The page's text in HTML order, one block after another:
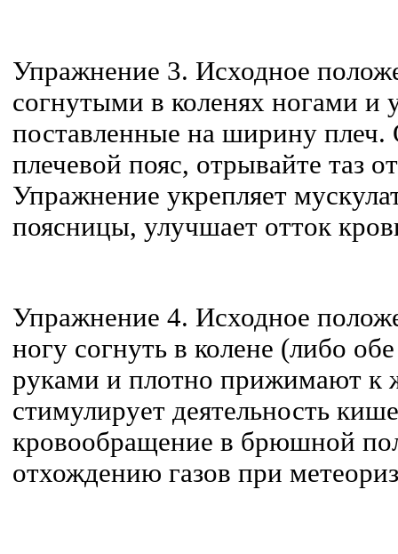
Упражнение 3. Исходное
согнутыми в коленях ногами и
поставленные на ширину плеч.
плечевой пояс, отрывайте таз
Упражнение укрепляет
поясницы, улучшает отток
Упражнение 4. Исходное
ногу согнуть в колене (либо
руками и плотно прижимают к
стимулирует деятельность
кровообращение в брюшной
отхождению газов при